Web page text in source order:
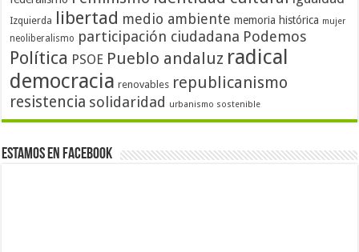
Izquierda libertad medio ambiente memoria histórica mujer
neoliberalismo participación ciudadana Podemos
Política PSOE Pueblo andaluz radical
democracia renovables republicanismo
resistencia solidaridad urbanismo sostenible
Estamos en Facebook